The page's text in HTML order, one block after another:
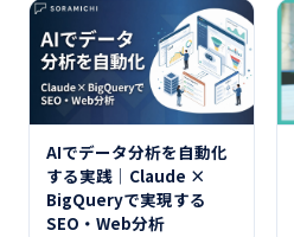
AIでデータ分析を自動化
する実践│Claude ×
BigQueryで実現する
SEO・Web分析